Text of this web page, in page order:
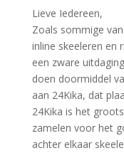
Lieve Iedereen,
Zoals sommige
inline skeeleren en
een zware
doen doormiddel
aan 24Kika, dat
24Kika is het
zamelen voor het
achter elkaar